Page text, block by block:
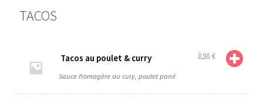
TACOS
Tacos au poulet & curry
Sauce fromagère au cury, poulet pané.
8,90€